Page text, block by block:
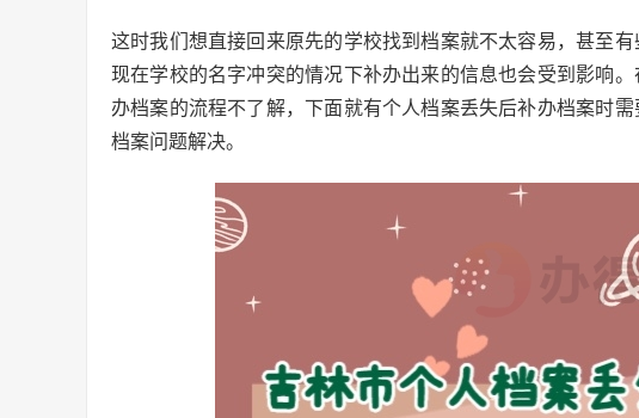
这时我们想直接回来原先的学校找到档案就不太容易，甚至
现在学校的名字冲突的情况下补办出来的信息也会受到影响
办档案的流程不了解，下面就有个人档案丢失后补办档案时
档案问题解决。